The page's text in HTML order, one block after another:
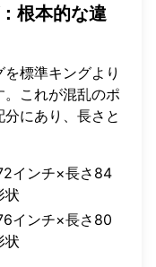
根本的な違
標準キングより
これが混乱のポ
にあり、長さと
インチ×長さ84
状
インチ×長さ80
状